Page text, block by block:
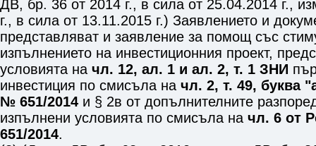
ДВ, бр. 36 от 2014 г., в сила от 25.04.2014 г.,
г., в сила от 13.11.2015 г.) Заявлението и
представляват и заявление за помощ със
изпълнението на инвестиционния проект,
условията на чл. 12, ал. 1 и ал. 2, т. 1 ЗНИ
инвестиция по смисъла на чл. 2, т. 49, буква
№ 651/2014 и § 2в от допълнителните
изпълнени условията по смисъла на чл. 6 от
651/2014.